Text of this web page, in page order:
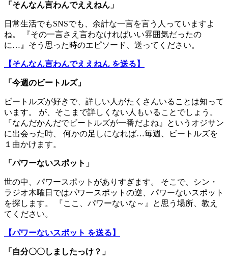
「 そんなん言わんでええねん 」
日常生活でもSNSでも、余計な一言を言う人っていますよ
ね。 『その一言さえ言わなければいい雰囲気だったの
に…』そう思った時のエピソード、送ってください。
【そんなん言わんでええねん を送る】
「今週のビートルズ」
ビートルズが好きで、詳しい人がたくさんいることは知って
います。 が、そこまで詳しくない人もいることでしょう。
『なんだかんだでビートルズが一番だよね』というオジサン
に出会った時、 何かの足しになれば…毎週、ビートルズを
１曲かけます。
「パワーないスポット」
世の中、パワースポットがありすぎます。 そこで、シン・
ラジオ木曜日ではパワースポットの逆、パワーないスポット
を探します。 『ここ、パワーないな～』と思う場所、教え
てください。
【パワーないスポット を送る】
「自分〇〇しましたっけ？」